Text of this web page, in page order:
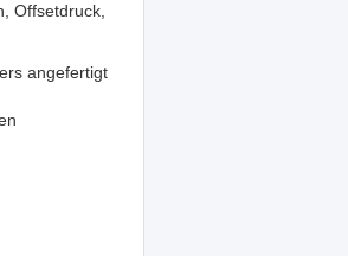
Offsetdruck,
angefertigt